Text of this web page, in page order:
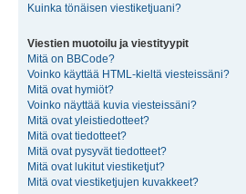
Kuinka tönäisen viestiketjuani?
Viestien muotoilu ja viestityypit
Mitä on BBCode?
Voinko käyttää HTML-kieltä viesteissäni?
Mitä ovat hymiöt?
Voinko näyttää kuvia viesteissäni?
Mitä ovat yleistiedotteet?
Mitä ovat tiedotteet?
Mitä ovat pysyvät tiedotteet?
Mitä ovat lukitut viestiketjut?
Mitä ovat viestiketjujen kuvakkeet?